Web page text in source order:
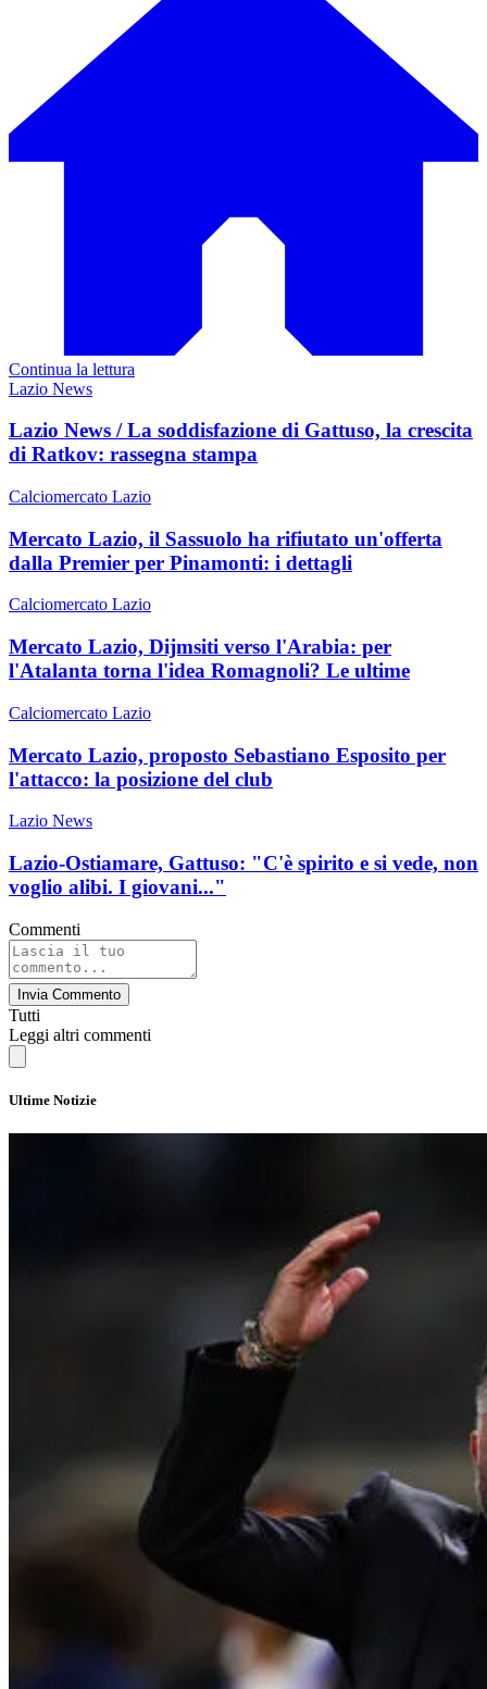
Continua la lettura
Lazio News
Lazio News / La soddisfazione di Gattuso, la crescita
di Ratkov: rassegna stampa
Calciomercato Lazio
Mercato Lazio, il Sassuolo ha rifiutato un'offerta
dalla Premier per Pinamonti: i dettagli
Calciomercato Lazio
Mercato Lazio, Dijmsiti verso l'Arabia: per
l'Atalanta torna l'idea Romagnoli? Le ultime
Calciomercato Lazio
Mercato Lazio, proposto Sebastiano Esposito per
l'attacco: la posizione del club
Lazio News
Lazio-Ostiamare, Gattuso: "C'è spirito e si vede, non
voglio alibi. I giovani..."
Commenti
Invia Commento
Tutti
Leggi altri commenti
Ultime Notizie